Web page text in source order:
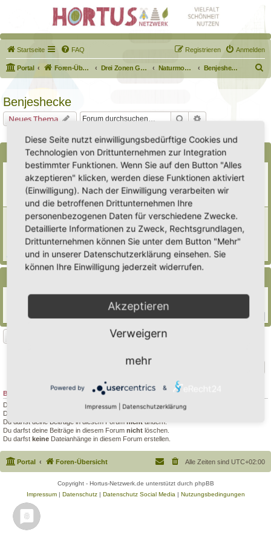
Startseite FAQ Anmelden
Registrieren
Portal Foren-Übersicht Drei Zonen Garten Naturmodule & kleine Biotope Benjeshecke
u
Benjeshecke
Neues Thema Suche
Bekanntmachungen
Erweiterung der Kriterien zur Eintragung eines Hortus
Letzter Beitrag vonHeike Ehrle«Di 29. Jul 2025, 17:08
Verfasst inAnkündigungen & Fragen zum Forum
Antworten:3
[Bitte lesen] Wie funktioniert die Eintragung Eurer
Gartenprojekte
So 15. Feb 2026, 18:08
Verfasst inEingetragener Hortus - Mein Hortus und ich!
Antworten:1
Benjeshecke
tree12«Do 12. Feb 2026, 21:53
1
BERECHTIGUNGEN IN DIESEM FORUM
Du darfst
neuen Themen in diesem Forum erstellen.
Du darfst
Du darfst deine Beiträge in diesem Forum nicht ändern.
Du darfst deine Beiträge in diesem Forum nicht löschen.
Du darfst keine Dateianhänge in diesem Forum erstellen.
Portal Foren-Übersicht Alle Zeiten sind UTC+02:00
Copyright - Hortus-Netzwerk.de unterstützt durch phpBB
Impressum| Datenschutz| Datenschutz Social Media | Nutzungsbedingungen
Diese Seite nutzt einwilligungsbedürftige Cookies und
Technologien von Drittunternehmen zur Integration
bestimmter Funktionen. Wenn Sie auf den Button "Alles
akzeptieren" klicken, werden diese Funktionen aktiviert
(Einwilligung). Nach der Einwilligung verarbeiten wir
und die betroffenen Drittunternehmen Ihre
personenbezogenen Daten für verschiedene Zwecke.
Detaillierte Informationen zu Zweck, Rechtsgrundlagen,
Drittunternehmen können Sie unter dem Button "Mehr"
und in unserer Datenschutzerklärung einsehen. Sie
können Ihre Einwilligung jederzeit widerrufen.
Akzeptieren
Verweigern
mehr
Powered by &
Impressum Datenschutzerklärung